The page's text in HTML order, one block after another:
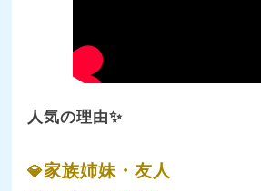
人気の理由✨
💎家族姉妹・友人